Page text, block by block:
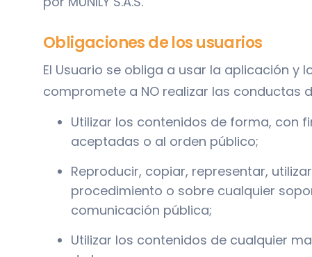
Obligaciones de los usuarios
El Usuario se obliga a usar la aplicación
compromete a NO realizar las conductas
Utilizar los contenidos de forma, con
aceptadas o al orden público;
Reproducir, copiar, representar,
procedimiento o sobre cualquier
comunicación pública;
Utilizar los contenidos de cualquier